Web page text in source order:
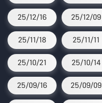
25/12/16 25/12/09
25/11/18 25/11/11
25/10/21 25/10/14
25/09/16 25/09/09